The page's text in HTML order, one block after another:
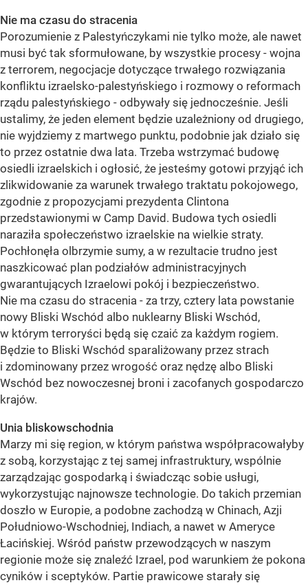
Nie ma czasu do stracenia
Porozumienie z Palestyńczykami nie tylko może, ale nawet
musi być tak sformułowane, by wszystkie procesy - wojna
z terrorem, negocjacje dotyczące trwałego rozwiązania
konfliktu izraelsko-palestyńskiego i rozmowy o reformach
rządu palestyńskiego - odbywały się jednocześnie. Jeśli
ustalimy, że jeden element będzie uzależniony od drugiego,
nie wyjdziemy z martwego punktu, podobnie jak działo się
to przez ostatnie dwa lata. Trzeba wstrzymać budowę
osiedli izraelskich i ogłosić, że jesteśmy gotowi przyjąć ich
zlikwidowanie za warunek trwałego traktatu pokojowego,
zgodnie z propozycjami prezydenta Clintona
przedstawionymi w Camp David. Budowa tych osiedli
naraziła społeczeństwo izraelskie na wielkie straty.
Pochłonęła olbrzymie sumy, a w rezultacie trudno jest
naszkicować plan podziałów administracyjnych
gwarantujących Izraelowi pokój i bezpieczeństwo.
Nie ma czasu do stracenia - za trzy, cztery lata powstanie
nowy Bliski Wschód albo nuklearny Bliski Wschód,
w którym terroryści będą się czaić za każdym rogiem.
Będzie to Bliski Wschód sparaliżowany przez strach
i zdominowany przez wrogość oraz nędzę albo Bliski
Wschód bez nowoczesnej broni i zacofanych gospodarczo
krajów.
Unia bliskowschodnia
Marzy mi się region, w którym państwa współpracowałyby
z sobą, korzystając z tej samej infrastruktury, wspólnie
zarządzając gospodarką i świadcząc sobie usługi,
wykorzystując najnowsze technologie. Do takich przemian
doszło w Europie, a podobne zachodzą w Chinach, Azji
Południowo-Wschodniej, Indiach, a nawet w Ameryce
Łacińskiej. Wśród państw przewodzących w naszym
regionie może się znaleźć Izrael, pod warunkiem że pokona
cyników i sceptyków. Partie prawicowe starały się